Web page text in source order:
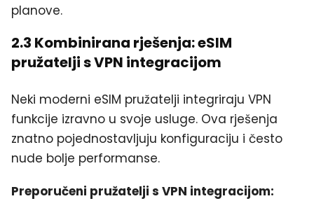
planove.
2.3 Kombinirana rješenja: eSIM
pružatelji s VPN integracijom
Neki moderni eSIM pružatelji integriraju VPN
funkcije izravno u svoje usluge. Ova rješenja
znatno pojednostavljuju konfiguraciju i često
nude bolje performanse.
Preporučeni pružatelji s VPN integracijom: